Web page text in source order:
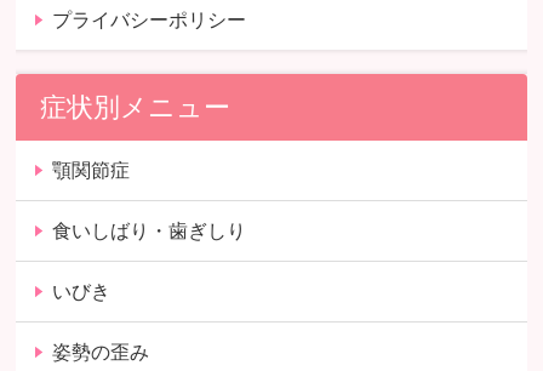
プライバシーポリシー
症状別メニュー
顎関節症
食いしばり・歯ぎしり
いびき
姿勢の歪み